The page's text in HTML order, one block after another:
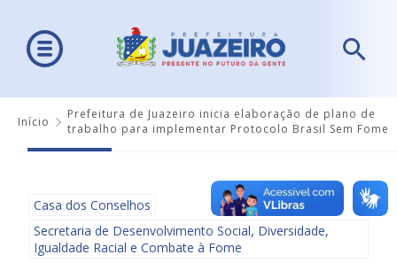
Início
Prefeitura de Juazeiro inicia elaboração de plano de
trabalho para implementar Protocolo Brasil Sem Fome
Casa dos Conselhos
Secretaria de Desenvolvimento Social, Diversidade,
Igualdade Racial e Combate à Fome